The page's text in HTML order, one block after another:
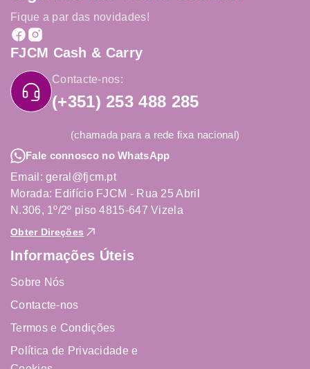
Fique a par das novidades!
FJCM Cash & Carry
Contacte-nos:
(+351) 253 488 285
(chamada para a rede fixa nacional)
Fale connosco no WhatsApp
Email: geral@fjcm.pt
Morada: Edifício FJCM - Rua 25 Abril
N.306, 1º/2º piso 4815-647 Vizela
Obter Direções
Informações Úteis
Sobre Nós
Contacte-nos
Termos e Condições
Política de Privacidade e